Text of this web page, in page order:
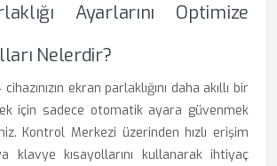
Ayarlarını Optimize
Nelerdir?
ekran parlaklığını daha akıllı bir
için sadece otomatik ayara güvenmek
Kontrol Merkezi üzerinden hızlı erişim
klavye kısayollarını kullanarak ihtiyaç